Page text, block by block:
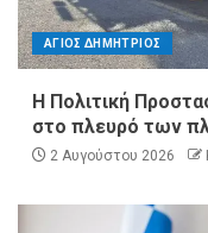
ΑΓΙΟΣ ΔΗΜΗΤΡΙΟΣ
Η Πολιτική
στο πλευρό των
2 Αυγούστου 2026